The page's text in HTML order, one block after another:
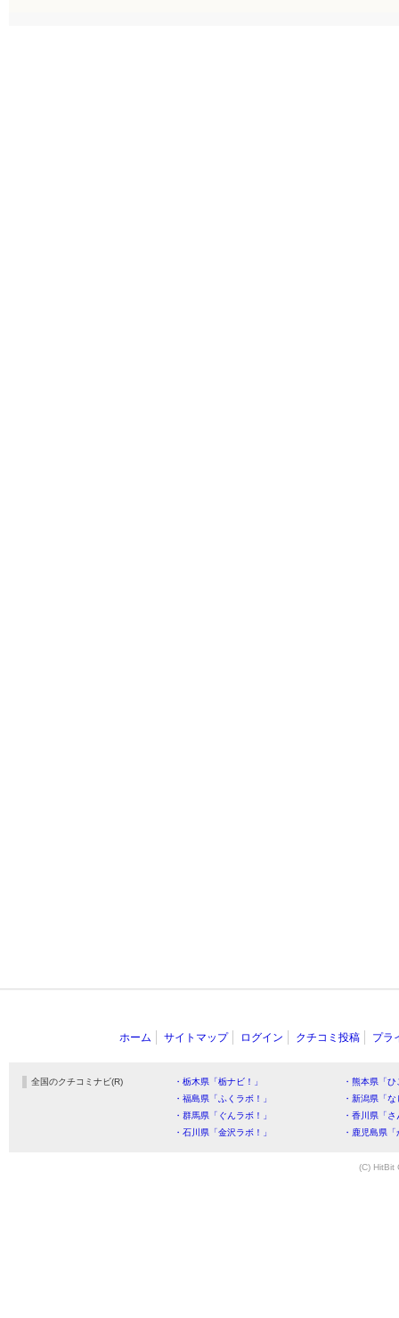
ホーム サイトマップ ログイン クチコミ投稿 プラ
全国のクチコミナビ(R) ・栃木県「栃ナビ！」
・熊本県「
・福島県「ふくラボ！」
・新潟県「
・群馬県「ぐんラボ！」
・香川県「
・石川県「金沢ラボ！」
・鹿児島県
(C) HitBit